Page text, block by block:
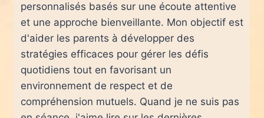
personnalisés basés sur une écoute attentive
et une approche bienveillante. Mon objectif est
d'aider les parents à développer des
stratégies efficaces pour gérer les défis
quotidiens tout en favorisant un
environnement de respect et de
compréhension mutuels. Quand je ne suis pas